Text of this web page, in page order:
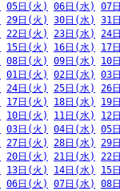
05日(火) 06日(水) 07
29日(火) 30日(水) 31
22日(火) 23日(水) 24
15日(火) 16日(水) 17
08日(火) 09日(水) 10
01日(火) 02日(水) 03
24日(火) 25日(水) 26
17日(火) 18日(水) 19
10日(火) 11日(水) 12
03日(火) 04日(水) 05
27日(火) 28日(水) 29
20日(火) 21日(水) 22
13日(火) 14日(水) 15
06日(火) 07日(水) 08